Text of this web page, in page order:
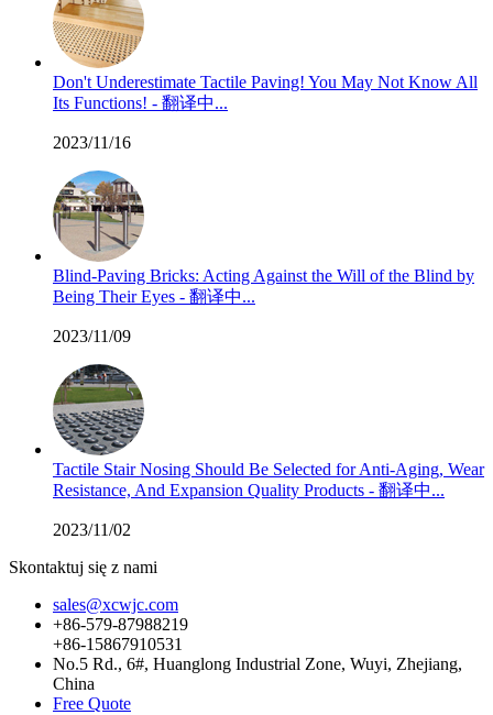
Don't Underestimate Tactile Paving! You May Not Know All
Its Functions! - 翻译中...
2023/11/16
Blind-Paving Bricks: Acting Against the Will of the Blind by
Being Their Eyes - 翻译中...
2023/11/09
Tactile Stair Nosing Should Be Selected for Anti-Aging, Wear
Resistance, And Expansion Quality Products - 翻译中...
2023/11/02
Skontaktuj się z nami
sales@xcwjc.com
+86-579-87988219
+86-15867910531
No.5 Rd., 6#, Huanglong Industrial Zone, Wuyi, Zhejiang,
China
Free Quote